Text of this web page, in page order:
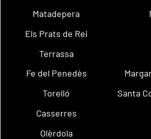
Matadepera
Els Prats de Rei
Terrassa
Fe del Penedès
Torelló
Santa
Casserres
Olèrdola